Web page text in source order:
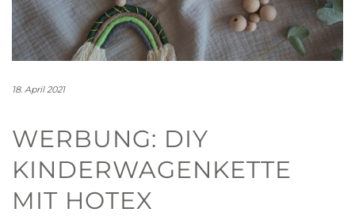
18. April 2021
WERBUNG: DIY
KINDERWAGENKETTE
MIT HOTEX